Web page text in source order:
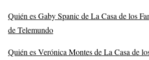
Quién es Gaby Spanic de La Casa de los
de Telemundo
Quién es Verónica Montes de La Casa de